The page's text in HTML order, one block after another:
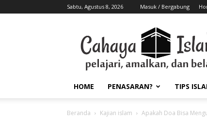
Sabtu, Agustus 8, 2026 Masuk / Bergabung
HOME PENASARAN? TIPS
Beranda Kajian islam Apakah Doa Bisa